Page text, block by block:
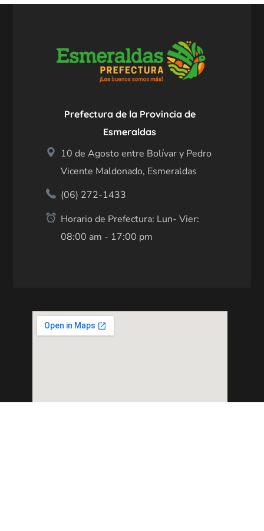
Prefectura de la Provincia de
Esmeraldas
10 de Agosto entre Bolívar y Pedro
Vicente Maldonado, Esmeraldas
(06) 272-1433
Horario de Prefectura: Lun- Vier:
08:00 am - 17:00 pm